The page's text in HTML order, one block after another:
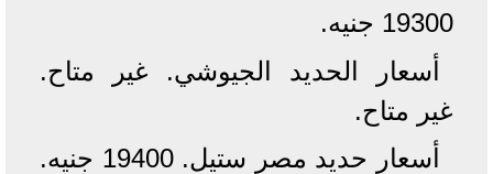
19300 جنيه.
أسعار الحديد الجيوشي. غير متاح.
غير متاح.
أسعار حديد مصر ستيل. 19400 جنيه.